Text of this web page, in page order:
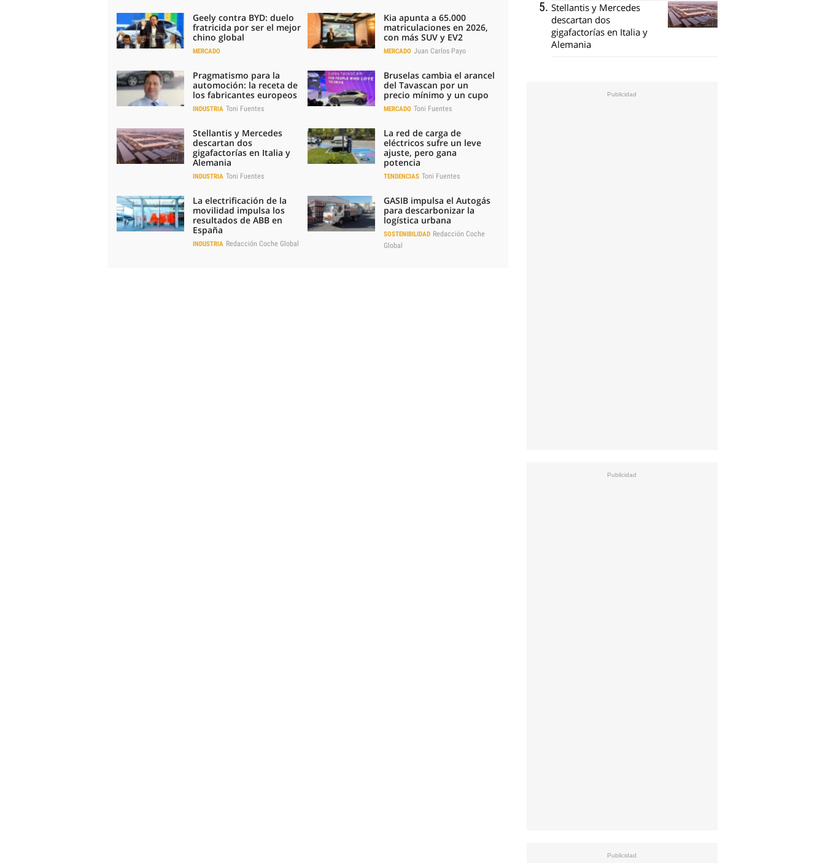
Geely contra BYD: duelo
fratricida por ser el mejor
chino global
MERCADO
Kia apunta a 65.000
matriculaciones en 2026,
con más SUV y EV2
MERCADO Juan Carlos Payo
Pragmatismo para la
automoción: la receta de
los fabricantes europeos
INDUSTRIA Toni Fuentes
Bruselas cambia el arancel
del Tavascan por un
precio mínimo y un cupo
MERCADO Toni Fuentes
Stellantis y Mercedes
descartan dos
gigafactorías en Italia y
Alemania
INDUSTRIA Toni Fuentes
La red de carga de
eléctricos sufre un leve
ajuste, pero gana
potencia
TENDENCIAS Toni Fuentes
La electrificación de la
movilidad impulsa los
resultados de ABB en
España
INDUSTRIA Redacción Coche Global
GASIB impulsa el Autogás
para descarbonizar la
logística urbana
SOSTENIBILIDAD Redacción Coche
Global
Stellantis y Mercedes
descartan dos
gigafactorías en Italia y
Alemania